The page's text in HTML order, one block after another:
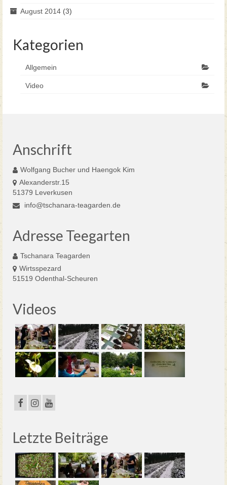
August 2014 (3)
Kategorien
Allgemein
Video
Anschrift
Wolfgang Bucher und Haengok Kim
Alexanderstr.15
51379 Leverkusen
info@tschanara-teagarden.de
Adresse Teegarten
Tschanara Teagarden
Wirtsspezard
51519 Odenthal-Scheuren
Videos
Letzte Beiträge